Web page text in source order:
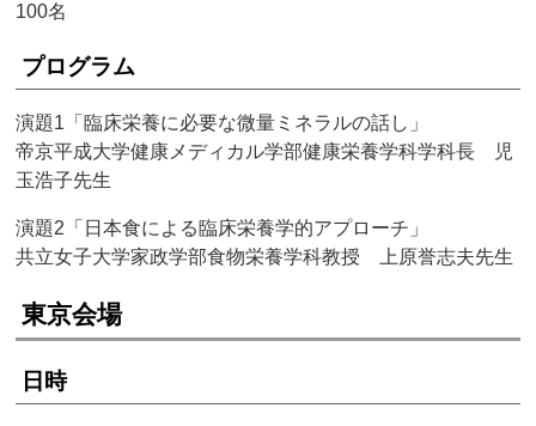
100名
プログラム
演題1「臨床栄養に必要な微量ミネラルの話し」
帝京平成大学健康メディカル学部健康栄養学科学科長 児
玉浩子先生
演題2「日本食による臨床栄養学的アプローチ」
共立女子大学家政学部食物栄養学科教授 上原誉志夫先生
東京会場
日時